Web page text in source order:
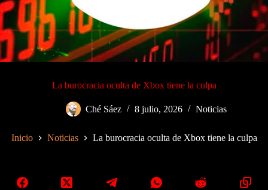
La burocracia oculta de Xbox tiene la culpa
Ché Sáez 8 julio, 2026 Noticias
Inicio Noticias La burocracia oculta de Xbox tiene la culpa